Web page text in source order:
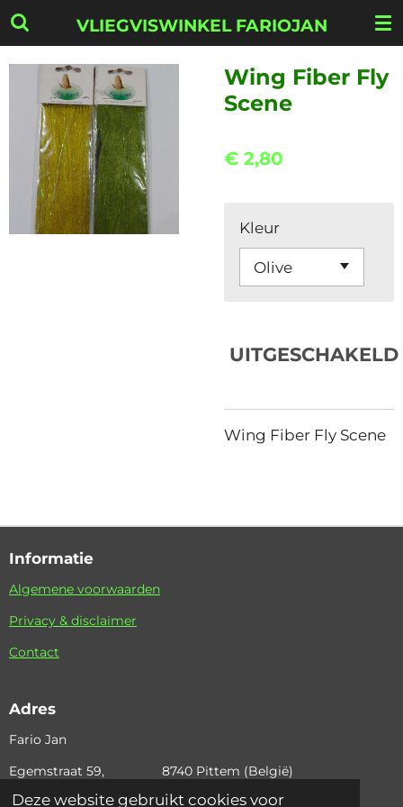
Deze website gebruikt cookies voor
Ga
direct
naar
hoofdinhoud
VLIEGVISWINKEL FARIOJAN
Wing Fiber Fly
Scene
€ 2,80
Kleur
UITGESCHAKELD
Wing Fiber Fly Scene
Informatie
Algemene voorwaarden
Privacy & disclaimer
Contact
Adres
Fario Jan
Egemstraat 59, 8740 Pittem (België)
+32 (0)495 36 42 97 email: fario.jan@skynet.be